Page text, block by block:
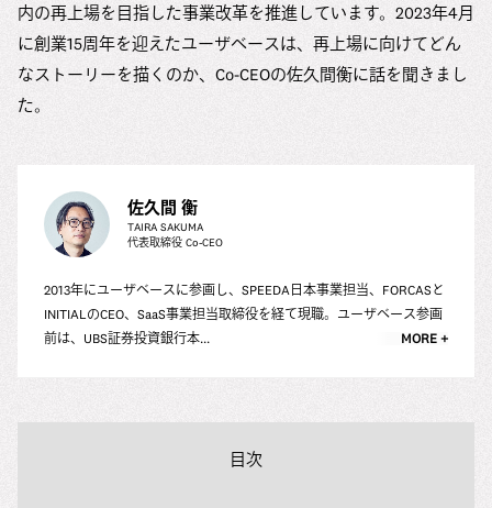
内の再上場を目指した事業改革を推進しています。2023年4月
に創業15周年を迎えたユーザベースは、再上場に向けてどん
なストーリーを描くのか、Co-CEOの佐久間衡に話を聞きまし
た。
佐久間 衡
TAIRA SAKUMA
代表取締役 Co-CEO
2013年にユーザベースに参画し、SPEEDA日本事業担当、FORCASと
INITIALのCEO、SaaS事業担当取締役を経て現職。ユーザベース参画
前は、UBS証券投資銀行本...
MORE +
目次